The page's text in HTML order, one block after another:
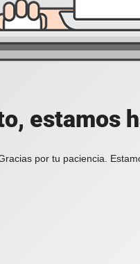
estamos
por tu paciencia.